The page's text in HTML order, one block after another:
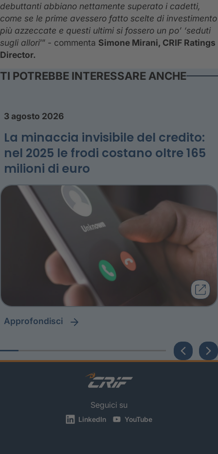
debuttanti abbiano nettamente superato i cadetti,
come se le prime avessero fatto scelte di investimento
più azzeccate e questi ultimi si fossero un po’ ‘seduti
sugli allori’” - commenta Simone Mirani, CRIF Ratings
Director.
TI POTREBBE INTERESSARE ANCHE
3 agosto 2026
La minaccia invisibile del credito:
nel 2025 le frodi costano oltre 165
milioni di euro
approfondisci
Seguici su
LinkedIn YouTube